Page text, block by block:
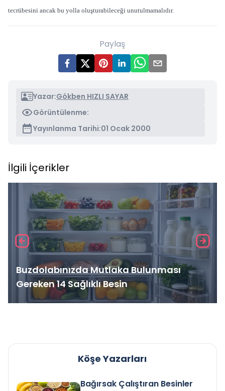
tecrübesini ancak bu yolla oluşturabileceği unutulmamalıdır.
Paylaş
Yazar:Gökben HIZLI SAYAR
Görüntülenme:
Yayınlanma Tarihi:01 Ocak 2000
İlgili İçerikler
Buzdolabınızda Mutlaka Bulunması
Gereken 14 Sağlıklı Besin
Köşe Yazarları
Bağırsak Çalıştıran Besinler